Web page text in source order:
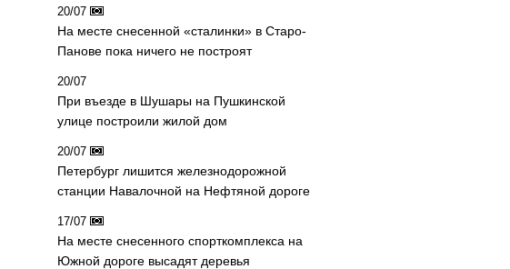
20/07
На месте снесенной «сталинки» в Старо-
Панове пока ничего не построят
20/07
При въезде в Шушары на Пушкинской
улице построили жилой дом
20/07
Петербург лишится железнодорожной
станции Навалочной на Нефтяной дороге
17/07
На месте снесенного спорткомплекса на
Южной дороге высадят деревья